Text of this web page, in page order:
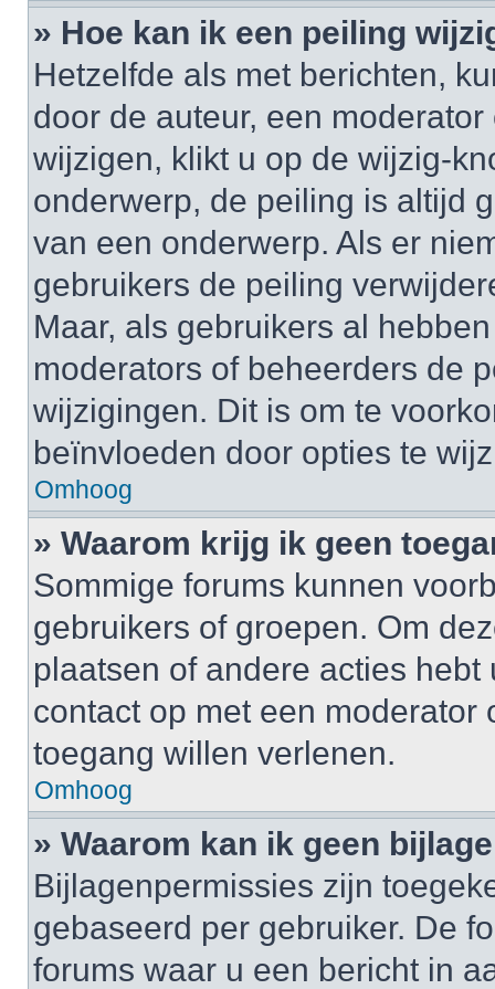
» Hoe kan ik een peiling
Hetzelfde als met berichten,
door de auteur, een
wijzigen, klikt u op de wijzig-
onderwerp, de peiling is altijd
van een onderwerp. Als er
gebruikers de peiling
Maar, als gebruikers al
moderators of beheerders de
wijzigingen. Dit is om te
beïnvloeden door opties te
Omhoog
» Waarom krijg ik geen
Sommige forums kunnen
gebruikers of groepen. Om
plaatsen of andere acties
contact op met een
toegang willen verlenen.
Omhoog
» Waarom kan ik geen
Bijlagenpermissies zijn
gebaseerd per gebruiker. De
forums waar u een bericht in